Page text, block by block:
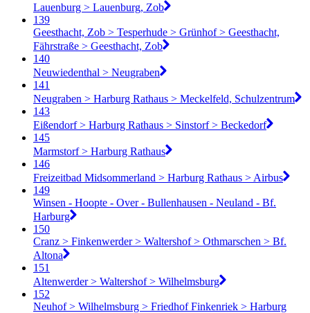
Lauenburg > Lauenburg, Zob
139
Geesthacht, Zob > Tesperhude > Grünhof > Geesthacht,
Fährstraße > Geesthacht, Zob
140
Neuwiedenthal > Neugraben
141
Neugraben > Harburg Rathaus > Meckelfeld, Schulzentrum
143
Eißendorf > Harburg Rathaus > Sinstorf > Beckedorf
145
Marmstorf > Harburg Rathaus
146
Freizeitbad Midsommerland > Harburg Rathaus > Airbus
149
Winsen - Hoopte - Over - Bullenhausen - Neuland - Bf.
Harburg
150
Cranz > Finkenwerder > Waltershof > Othmarschen > Bf.
Altona
151
Altenwerder > Waltershof > Wilhelmsburg
152
Neuhof > Wilhelmsburg > Friedhof Finkenriek > Harburg